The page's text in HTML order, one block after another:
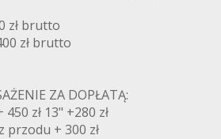
zł brutto
zł brutto
ZA DOPŁATĄ:
zł 13" +280 zł
przodu + 300 zł